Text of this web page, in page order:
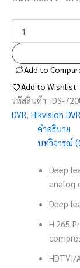
Add to
Add to Wishlist
รหัสสินค้า: iDS-
DVR, Hikvision
คำอธิบาย
บทวิจารณ์
Deep
analog
Deep
H.265
HDTVI/